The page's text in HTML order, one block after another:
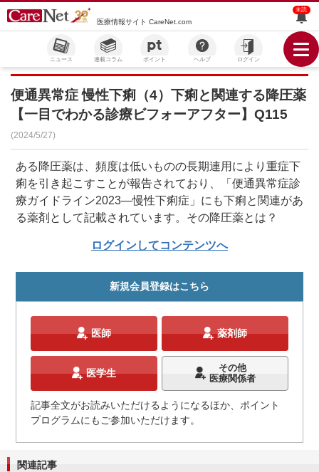
医療情報サイト CareNet.com
未読
ニュース 連載コラム ポイント ヘルプ ログイン
便通異常症 慢性下痢（4）下痢と関連する降圧薬
【一目でわかる診療ビフォーアフター】Q115
(2024/5/27)
ある降圧薬は、頻度は低いものの長期連用により重症下
痢を引き起こすことが報告されており、「便通異常症診
療ガイドライン2023―慢性下痢症」にも下痢と関連があ
る薬剤として記載されています。その降圧薬とは？
ログインしてコンテンツへ
新規会員登録はこちら
医師 薬剤師
医学生
その他
医療関係者
記事全文がお読みいただけるようになるほか、ポイント
プログラムにもご参加いただけます。
関連記事